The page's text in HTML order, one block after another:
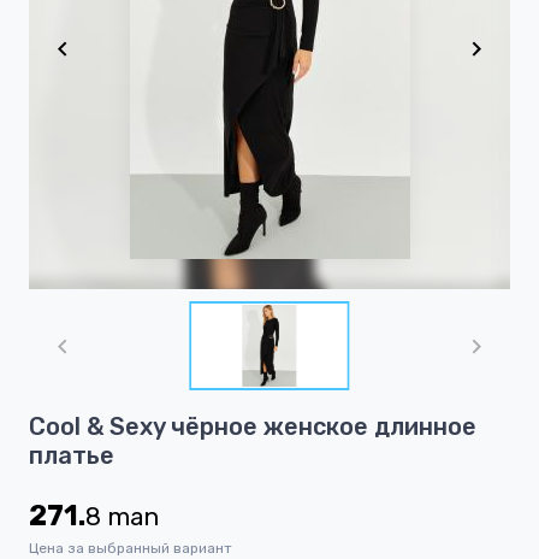
1
of
Cool & Sexy чёрнoe женскoe длинное
платье
271.8 man
Цена за выбранный вариант